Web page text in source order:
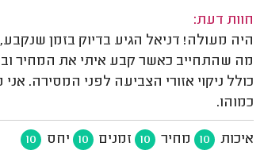
חוות דעת:
היה מעולה! דניאל הגיע בדיוק בזמן
מה שהתחייב כאשר קבע איתי את המחיר
כולל ניקוי אזורי הצביעה לפני המסירה.
כמוהו.
איכות 10 מחיר 10 זמנים 10 יחס 10